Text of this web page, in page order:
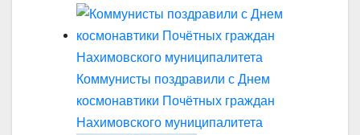
Коммунисты поздравили с Днем
космонавтики Почётных граждан
Нахимовского муниципалитета